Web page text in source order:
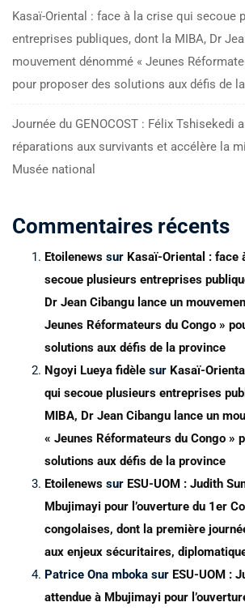
Kasaï-Oriental : face à la crise qui secoue
entreprises publiques, dont la MIBA, Dr
mouvement dénommé « Jeunes
pour proposer des solutions aux défis de
Journée du GENOCOST : Félix Tshisekedi
réparations aux survivants et accélère la
Musée national
Commentaires récents
Etoilenews sur Kasaï-Oriental : face
secoue plusieurs entreprises
Dr Jean Cibangu lance un
Jeunes Réformateurs du Congo »
solutions aux défis de la province
Ngoyi Lueya fidèle sur Kasaï-
qui secoue plusieurs entreprises
MIBA, Dr Jean Cibangu lance un
« Jeunes Réformateurs du Congo »
solutions aux défis de la province
Etoilenews sur ESU-UOM : Judith
Mbujimayi pour l’ouverture du 1er
congolaises, dont la première
aux enjeux sécuritaires,
Patrice Ona mboka sur ESU-UOM :
attendue à Mbujimayi pour